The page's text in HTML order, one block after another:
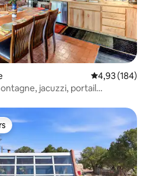
Évaluation
4,93 (184)
jacuzzi, portail